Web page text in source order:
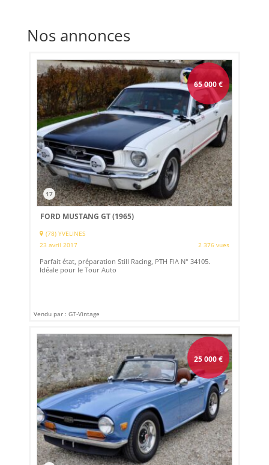
Nos annonces
65 000€
17
FORD MUSTANG GT (1965)
(78) YVELINES
23 avril 2017
2 376 vues
Parfait état, préparation Still Racing, PTH FIA N° 34105.
Idéale pour le Tour Auto
Vendu par : GT-Vintage
25 000€